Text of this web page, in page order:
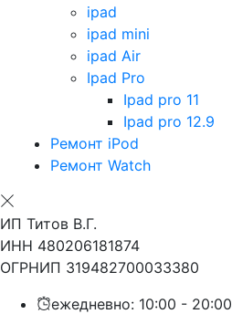
ipad
ipad mini
ipad Air
Ipad Pro
Ipad pro 11
Ipad pro 12.9
Ремонт iPod
Ремонт Watch
ИП Титов В.Г.
ИНН 480206181874
ОГРНИП 319482700033380
ежедневно: 10:00 - 20:00